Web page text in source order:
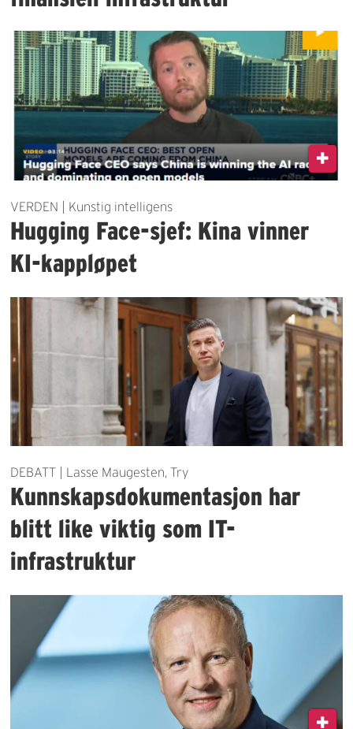
VERDEN | Kunstig intelligens
Hugging Face-sjef: Kina vinner
KI-kappløpet
DEBATT | Lasse Maugesten, Try
Kunnskapsdokumentasjon har
blitt like viktig som IT-
infrastruktur